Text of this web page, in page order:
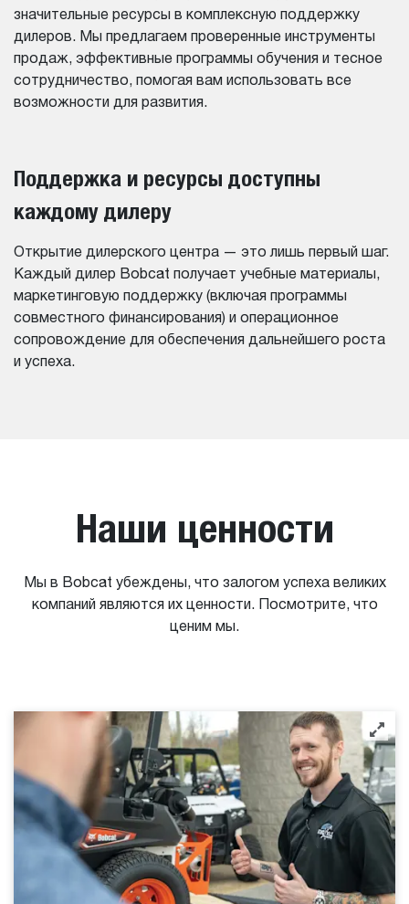
значительные ресурсы в комплексную поддержку
дилеров. Мы предлагаем проверенные инструменты
продаж, эффективные программы обучения и тесное
сотрудничество, помогая вам использовать все
возможности для развития.
Поддержка и ресурсы доступны
каждому дилеру
Открытие дилерского центра — это лишь первый шаг.
Каждый дилер Bobcat получает учебные материалы,
маркетинговую поддержку (включая программы
совместного финансирования) и операционное
сопровождение для обеспечения дальнейшего роста
и успеха.
Наши ценности
Мы в Bobcat убеждены, что залогом успеха великих
компаний являются их ценности. Посмотрите, что
ценим мы.